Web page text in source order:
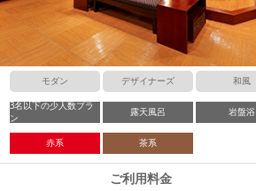
モダン デザイナーズ 和風
3名以下の少人数プラ
ン
露天風呂 岩盤浴
赤系 茶系
ご利用料金